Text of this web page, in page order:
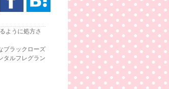
ように処方さ
ブラックローズ
タルフレグラン